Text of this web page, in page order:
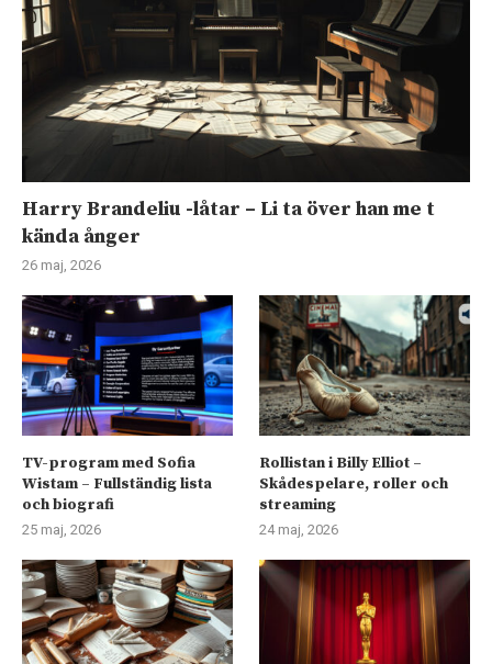
Harry Brandeliu -låtar – Li ta över han me t
kända ånger
26 maj, 2026
TV-program med Sofia
Wistam – Fullständig lista
och biografi
25 maj, 2026
Rollistan i Billy Elliot –
Skådespelare, roller och
streaming
24 maj, 2026